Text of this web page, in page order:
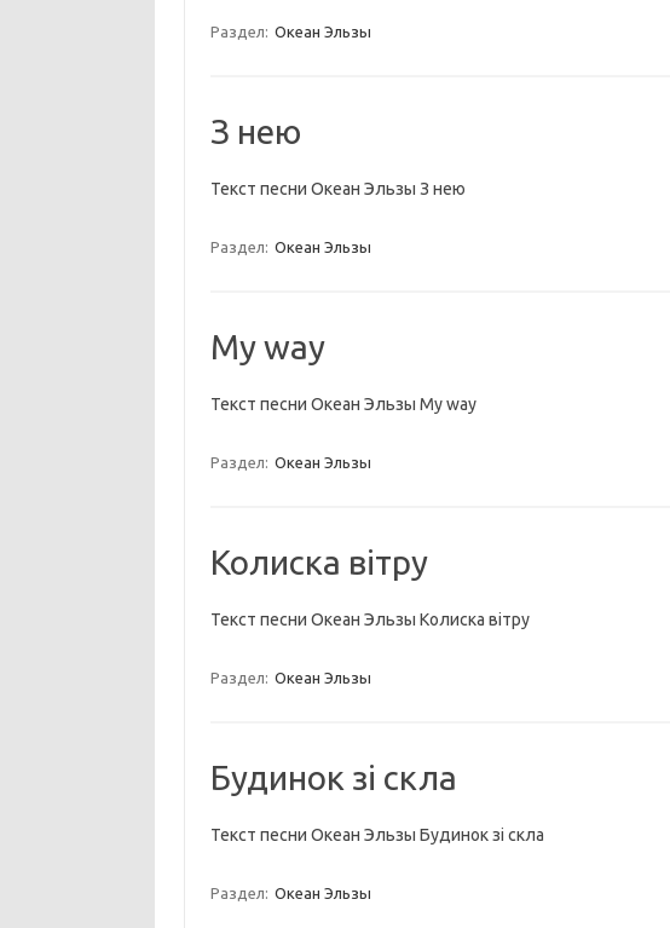
Раздел: Океан Эльзы
З нею
Текст песни Океан Эльзы З нею
Раздел: Океан Эльзы
My way
Текст песни Океан Эльзы My way
Раздел: Океан Эльзы
Колиска вітру
Текст песни Океан Эльзы Колиска вітру
Раздел: Океан Эльзы
Будинок зі скла
Текст песни Океан Эльзы Будинок зі скла
Раздел: Океан Эльзы